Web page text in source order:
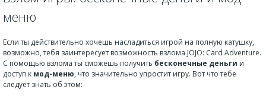
меню
Если ты действительно хочешь насладиться игрой на полную катушку,
возможно, тебя заинтересует возможность взлома JOJO: Card Adventure.
С помощью взлома ты сможешь получить бесконечные деньги и
доступ к мод-меню, что значительно упростит игру. Вот что тебе
следует знать об этом: